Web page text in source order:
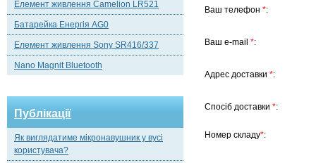
Елемент живлення Camelion LR521
Батарейка Енергія AG0
Елемент живлення Sony SR416/337
Nano Magnit Bluetooth
Публікації
Як виглядатиме мікронавушник у вусі
користувача?
Ваш телефон *:
Ваш е-mail *:
Адрес доставки *:
Спосіб доставки *:
Номер складу*: